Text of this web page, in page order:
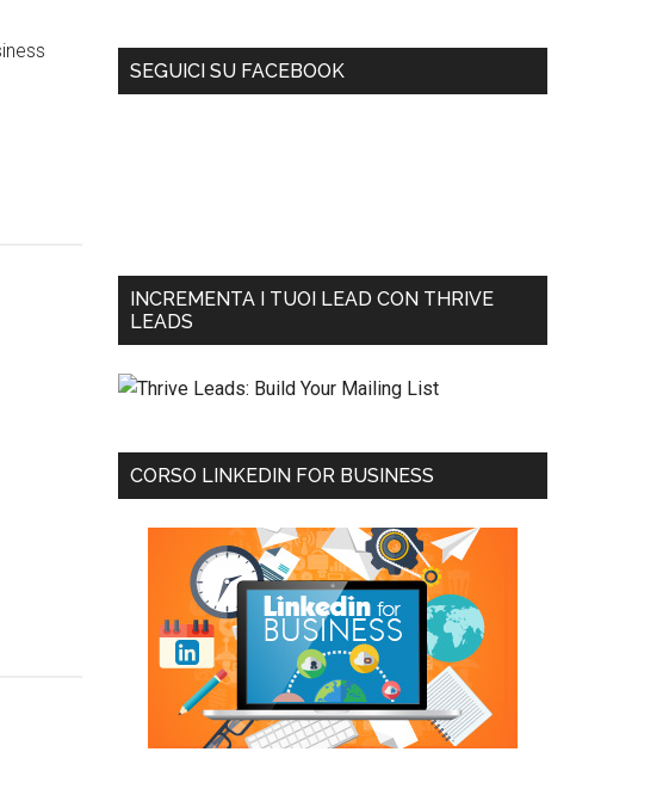
SEGUICI SU FACEBOOK
INCREMENTA I TUOI LEAD CON THRIVE
LEADS
CORSO LINKEDIN FOR BUSINESS